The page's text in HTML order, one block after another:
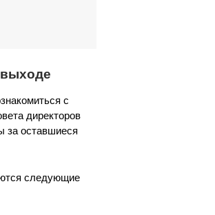
с
директоров
за оставшиеся
следующие